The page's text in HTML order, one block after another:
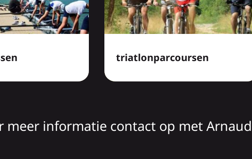
triatlonparcoursen
meer informatie contact op met